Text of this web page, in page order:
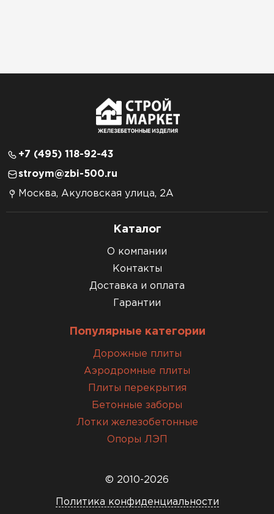
+7 (495) 118-92-43
stroym@zbi-500.ru
Москва, Акуловская улица, 2А
Каталог
О компании
Контакты
Доставка и оплата
Гарантии
Популярные категории
Дорожные плиты
Аэродромные плиты
Плиты перекрытия
Бетонные заборы
Лотки железобетонные
Опоры ЛЭП
© 2010-2026
Политика конфиденциальности